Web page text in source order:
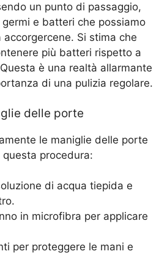
un punto di passaggio,
e batteri che possiamo
Si stima che
più batteri rispetto a
è una realtà allarmante
di una pulizia regolare.
delle porte
le maniglie delle porte
procedura:
di acqua tiepida e
in microfibra per applicare
per proteggere le mani e